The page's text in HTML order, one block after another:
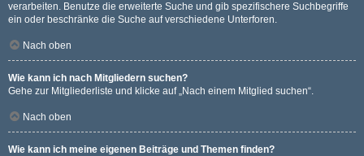
verarbeiten. Benutze die erweiterte Suche und gib spezifischere Suchbegriffe
ein oder beschränke die Suche auf verschiedene Unterforen.
Nach oben
Wie kann ich nach Mitgliedern suchen?
Gehe zur Mitgliederliste und klicke auf „Nach einem Mitglied suchen“.
Nach oben
Wie kann ich meine eigenen Beiträge und Themen finden?